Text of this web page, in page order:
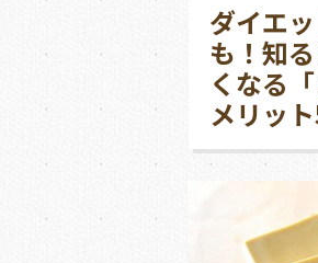
ダイエ
も！知
くなる
メリッ